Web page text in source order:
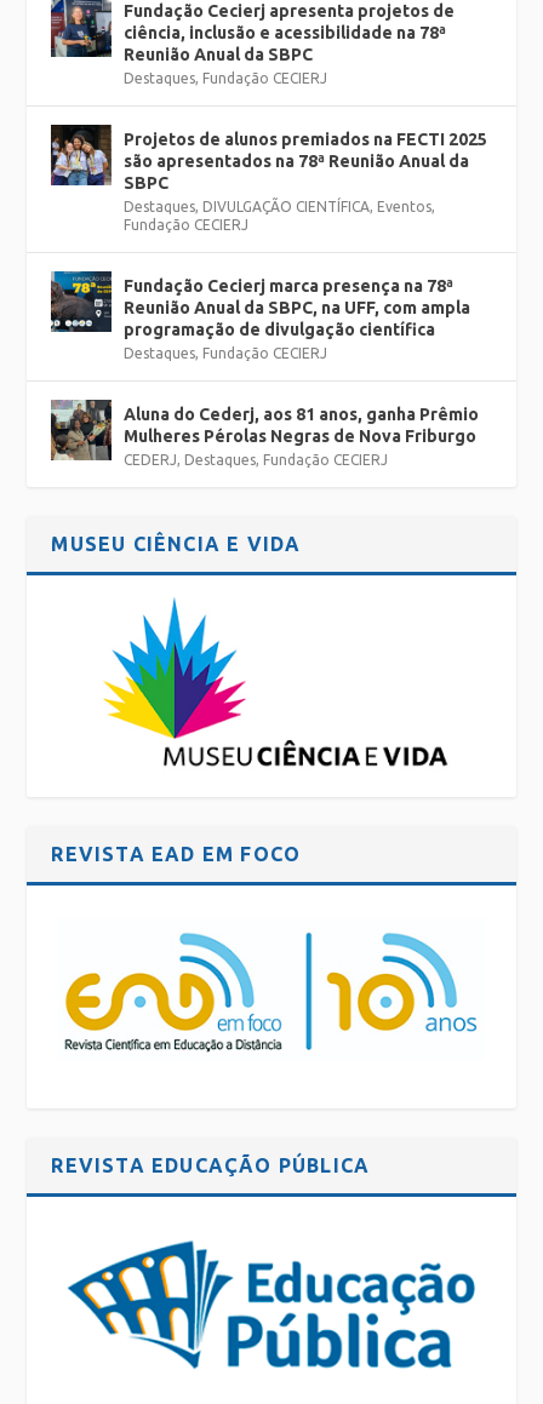
Fundação Cecierj apresenta projetos de
ciência, inclusão e acessibilidade na 78ª
Reunião Anual da SBPC
Destaques, Fundação CECIERJ
Projetos de alunos premiados na FECTI 2025
são apresentados na 78ª Reunião Anual da
SBPC
Destaques, DIVULGAÇÃO CIENTÍFICA, Eventos,
Fundação CECIERJ
Fundação Cecierj marca presença na 78ª
Reunião Anual da SBPC, na UFF, com ampla
programação de divulgação científica
Destaques, Fundação CECIERJ
Aluna do Cederj, aos 81 anos, ganha Prêmio
Mulheres Pérolas Negras de Nova Friburgo
CEDERJ, Destaques, Fundação CECIERJ
MUSEU CIÊNCIA E VIDA
REVISTA EAD EM FOCO
REVISTA EDUCAÇÃO PÚBLICA